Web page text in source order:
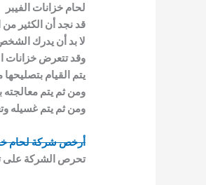
لحام خزانات الفيبر
قد نجد أن الكثير
لا بد أن يدرك
وقد تتعرض خزانات
يتم القيام
ومن ثم يتم
ومن ثم يتم غسيله
أرخص شركة لحام
تحرص الشركة على